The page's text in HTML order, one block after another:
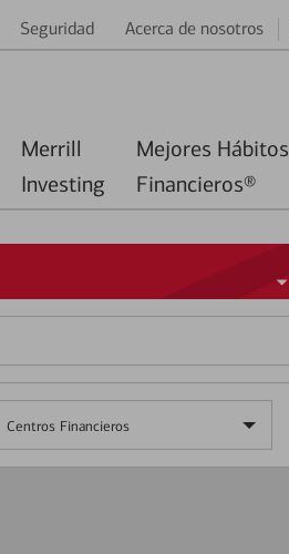
Seguridad Acerca de nosotros
Merrill
Investing
Mejores Hábitos
Financieros®
Centros Financieros